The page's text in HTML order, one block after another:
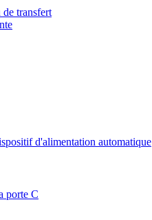
transfert
d'alimentation automatique
porte C